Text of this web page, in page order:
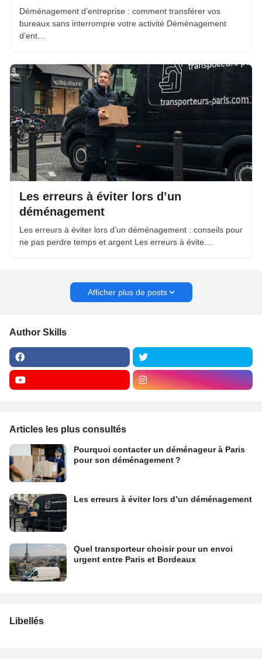
Déménagement d’entreprise : comment transférer vos
bureaux sans interrompre votre activité Déménagement
d’ent…
Les erreurs à éviter lors d’un
déménagement
Les erreurs à éviter lors d’un déménagement : conseils pour
ne pas perdre temps et argent Les erreurs à évite…
Afficher plus de posts
Author Skills
Articles les plus consultés
Pourquoi contacter un déménageur à Paris
pour son déménagement ?
Les erreurs à éviter lors d’un déménagement
Quel transporteur choisir pour un envoi
urgent entre Paris et Bordeaux
Libellés